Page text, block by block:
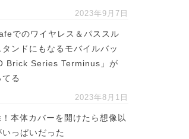
2023年9月7日
でのワイヤレス＆パススル
ンドにもなるモバイルバッ
Brick Series Terminus」が
る
2023年8月1日
本体カバーを開けたら想像以
いっぱいだった